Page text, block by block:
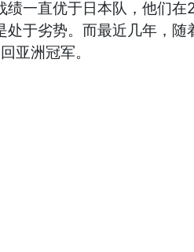
一直优于日本队，他们
于劣势。而最近几年，
亚洲冠军。